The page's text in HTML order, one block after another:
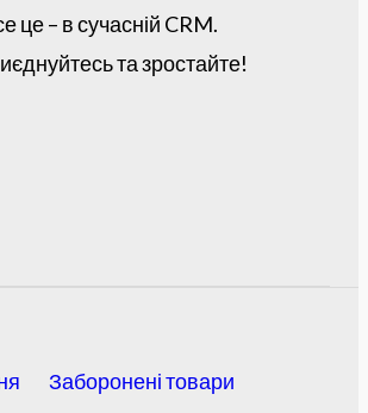
це – в сучасній CRM.
та зростайте!
Заборонені товари